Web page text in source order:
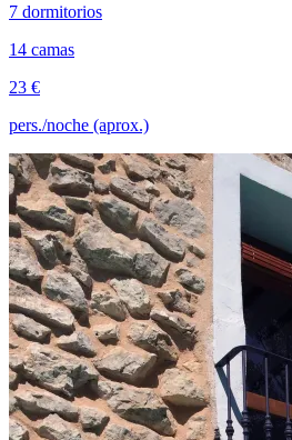
7 dormitorios
14 camas
23 €
pers./noche (aprox.)